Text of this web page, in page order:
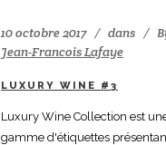
10 octobre 2017 dans
Jean-Francois Lafaye
LUXURY WINE #3
Luxury Wine Collection est
gamme d'étiquettes